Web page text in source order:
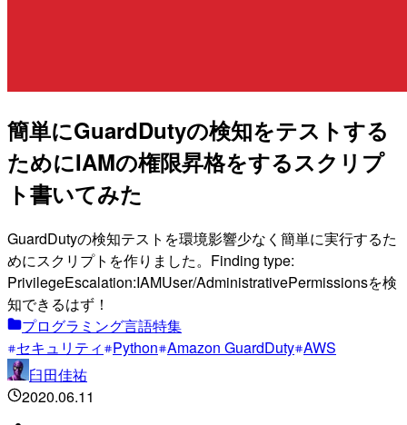
簡単にGuardDutyの検知をテストする
ためにIAMの権限昇格をするスクリプ
ト書いてみた
GuardDutyの検知テストを環境影響少なく簡単に実行するた
めにスクリプトを作りました。Finding type:
PrivilegeEscalation:IAMUser/AdministrativePermissionsを検
知できるはず！
プログラミング言語特集
セキュリティ
Python Amazon GuardDuty AWS
臼田佳祐
2020.06.11